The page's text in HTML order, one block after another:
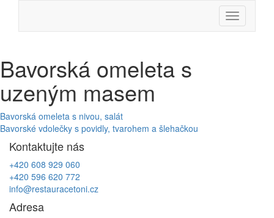
content
Menu
Bavorská omeleta s
uzeným masem
Navigace
pro
příspěvek
Bavorská omeleta s nivou, salát
Bavorské vdolečky s povidly, tvarohem a šlehačkou
Kontaktujte nás
+420 608 929 060
+420 596 620 772
info@restauracetoni.cz
Adresa